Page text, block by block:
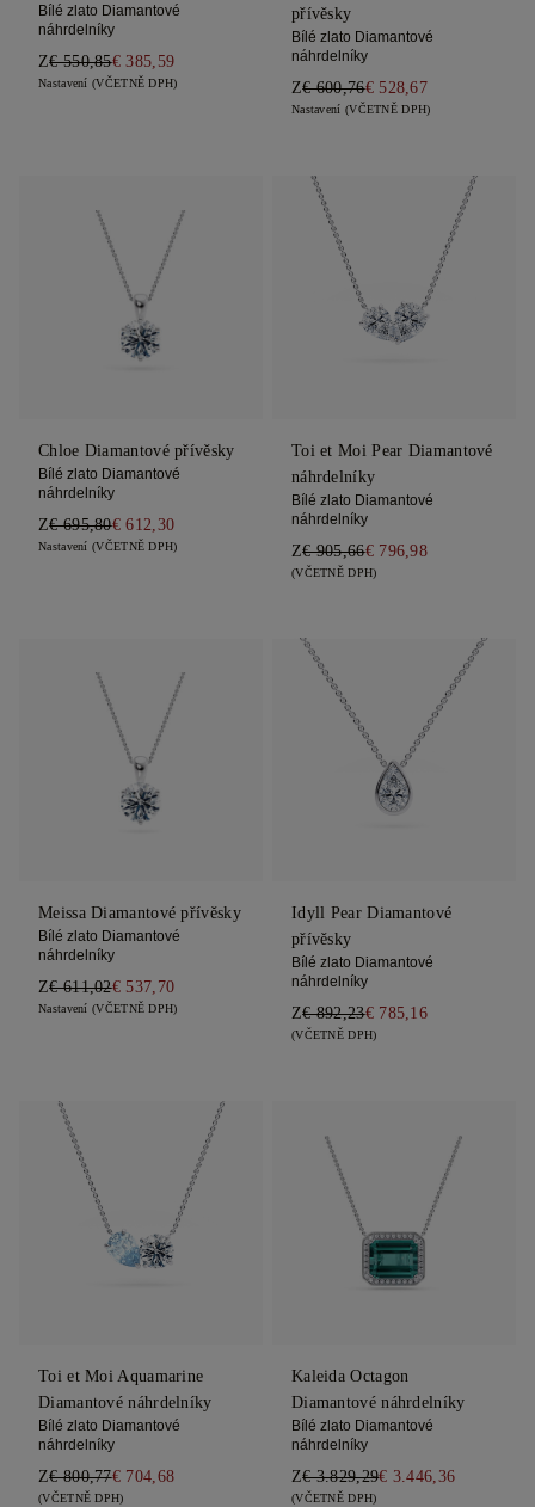
Bílé zlato Diamantové
náhrdelníky
Z€ 550,85€ 385,59
Nastavení (VČETNĚ DPH)
přívěsky
Bílé zlato Diamantové
náhrdelníky
Z€ 600,76€ 528,67
Nastavení (VČETNĚ DPH)
Chloe Diamantové přívěsky
Bílé zlato Diamantové
náhrdelníky
Z€ 695,80€ 612,30
Nastavení (VČETNĚ DPH)
Toi et Moi Pear Diamantové
náhrdelníky
Bílé zlato Diamantové
náhrdelníky
Z€ 905,66€ 796,98
(VČETNĚ DPH)
Meissa Diamantové přívěsky
Bílé zlato Diamantové
náhrdelníky
Z€ 611,02€ 537,70
Nastavení (VČETNĚ DPH)
Idyll Pear Diamantové
přívěsky
Bílé zlato Diamantové
náhrdelníky
Z€ 892,23€ 785,16
(VČETNĚ DPH)
Toi et Moi Aquamarine
Diamantové náhrdelníky
Bílé zlato Diamantové
náhrdelníky
Z€ 800,77€ 704,68
(VČETNĚ DPH)
Kaleida Octagon
Diamantové náhrdelníky
Bílé zlato Diamantové
náhrdelníky
Z€ 3.829,29€ 3.446,36
(VČETNĚ DPH)